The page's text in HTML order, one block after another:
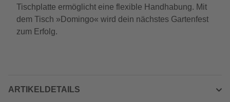
Tischplatte ermöglicht eine flexible Handhabung. Mit
dem Tisch »Domingo« wird dein nächstes Gartenfest
zum Erfolg.
ARTIKELDETAILS